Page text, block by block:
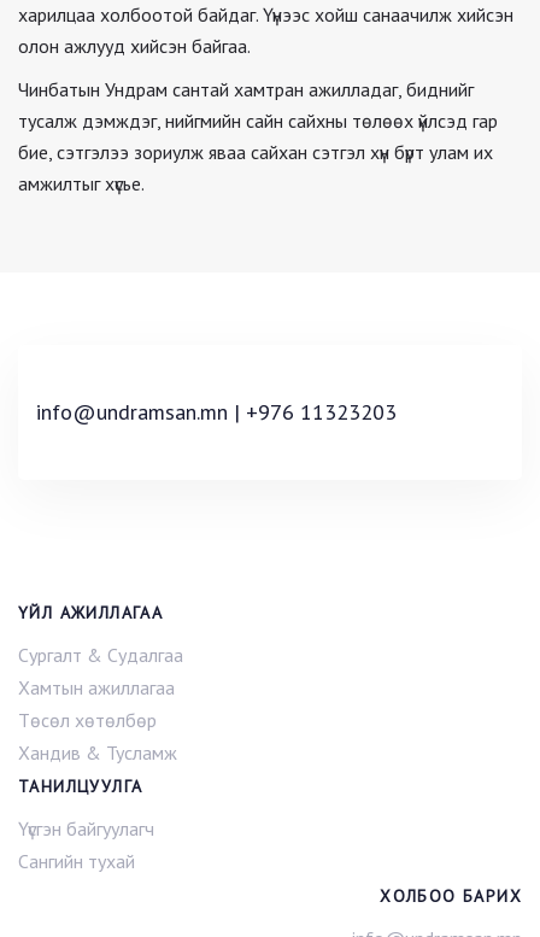
харилцаа холбоотой байдаг. Үүнээс хойш санаачилж хийсэн
олон ажлууд хийсэн байгаа.
Чинбатын Ундрам сантай хамтран ажилладаг, биднийг
тусалж дэмждэг, нийгмийн сайн сайхны төлөөх үйлсэд гар
бие, сэтгэлээ зориулж яваа сайхан сэтгэл хүн бүрт улам их
амжилтыг хүсье.
info@undramsan.mn | +976 11323203
ҮЙЛ АЖИЛЛАГАА
Сургалт & Судалгаа
Хамтын ажиллагаа
Төсөл хөтөлбөр
Хандив & Тусламж
ТАНИЛЦУУЛГА
Үүсгэн байгуулагч
Сангийн тухай
ХОЛБОО БАРИХ